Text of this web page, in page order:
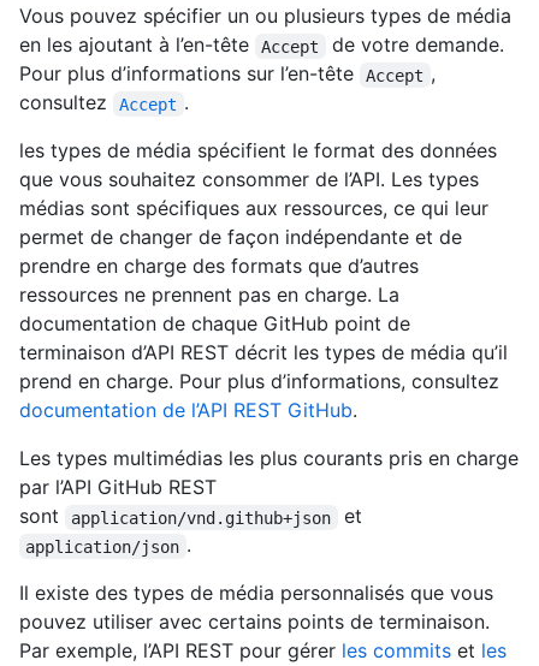
Vous pouvez spécifier un ou plusieurs types de média
en les ajoutant à l’en-tête
Accept
de votre demande.
Pour plus d’informations sur l’en-tête
Accept ,
consultez
Accept .
les types de média spécifient le format des données
que vous souhaitez consommer de l’API. Les types
médias sont spécifiques aux ressources, ce qui leur
permet de changer de façon indépendante et de
prendre en charge des formats que d’autres
ressources ne prennent pas en charge. La
documentation de chaque GitHub point de
terminaison d’API REST décrit les types de média qu’il
prend en charge. Pour plus d’informations, consultez
documentation de l’API REST GitHub.
Les types multimédias les plus courants pris en charge
par l’API GitHub REST
sont
application/vnd.github+json et
application/json .
Il existe des types de média personnalisés que vous
pouvez utiliser avec certains points de terminaison.
Par exemple, l’API REST pour gérer les commits et les